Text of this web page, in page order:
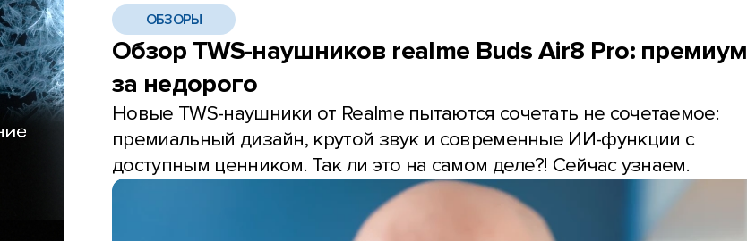
ОБЗОРЫ
Обзор TWS-наушников realme Buds Air8 Pro: премиум
за недорого
Новые TWS-наушники от Realme пытаются сочетать не сочетаемое:
премиальный дизайн, крутой звук и современные ИИ-функции с
доступным ценником. Так ли это на самом деле?! Сейчас узнаем.